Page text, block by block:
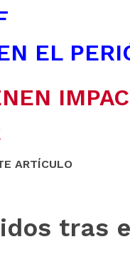
EL
ARTÍCULO
tras